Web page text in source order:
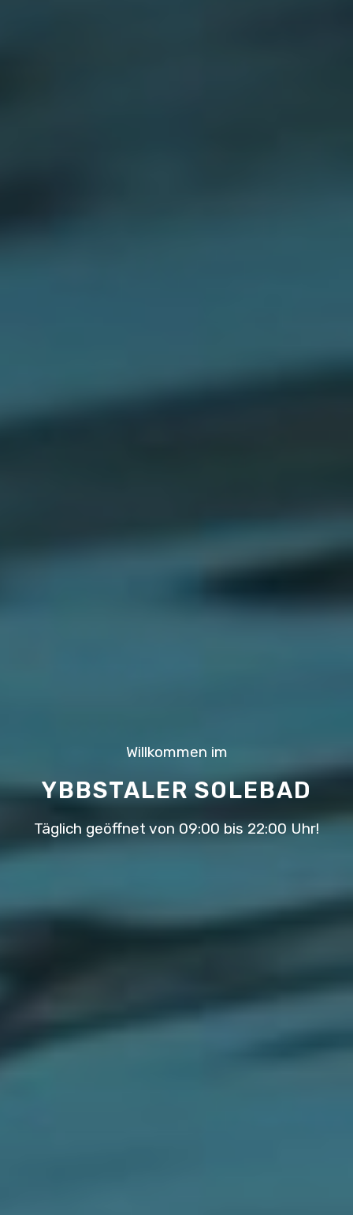
Willkommen im
YBBSTALER SOLEBAD
Täglich geöffnet von 09:00 bis 22:00 Uhr!